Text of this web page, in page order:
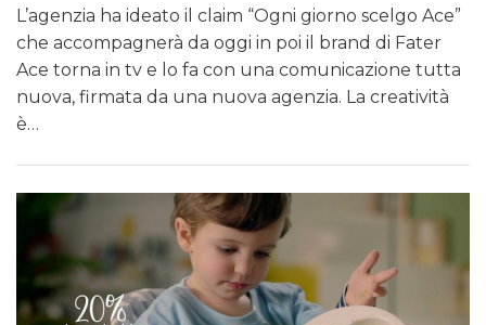
L’agenzia ha ideato il claim “Ogni giorno scelgo Ace”
che accompagnerà da oggi in poi il brand di Fater
Ace torna in tv e lo fa con una comunicazione tutta
nuova, firmata da una nuova agenzia. La creatività
è…